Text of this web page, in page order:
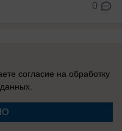
0
в
склад
боевики ВСУ
согласие на обработку